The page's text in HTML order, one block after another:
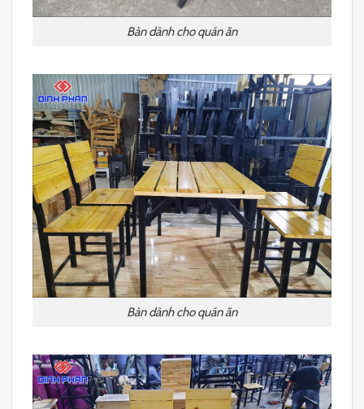
Bàn dành cho quán ăn
Bàn dành cho quán ăn